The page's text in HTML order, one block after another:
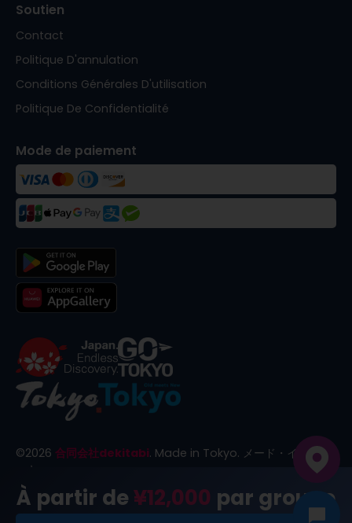
À partir de¥12,000 par groupe
Soutien
Contact
Politique D'annulation
Conditions Générales D'utilisation
Politique De Confidentialité
Mode de paiement
©2026 合同会社dekitabi. Made in Tokyo. メード・イン・ト
ーキョー